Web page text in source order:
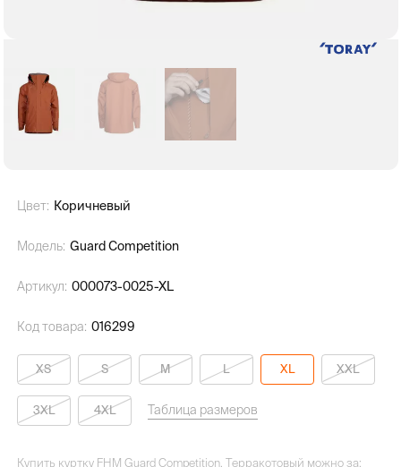
Цвет: Коричневый
Модель: Guard Competition
Артикул: 000073-0025-XL
Код товара: 016299
XS S M L XL XXL
3XL 4XL Таблица размеров
Купить куртку FHM Guard Competition, Терракотовый можно за: